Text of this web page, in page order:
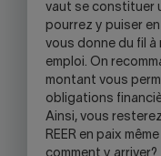
vaut se constituer
pourrez y puiser
vous donne du fil
emploi. On
montant vous
obligations
Ainsi, vous
REER en paix